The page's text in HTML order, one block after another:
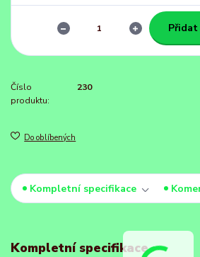
Číslo
produktu:
230
Do oblíbených
Kompletní specifikace
Kompletní specifikace